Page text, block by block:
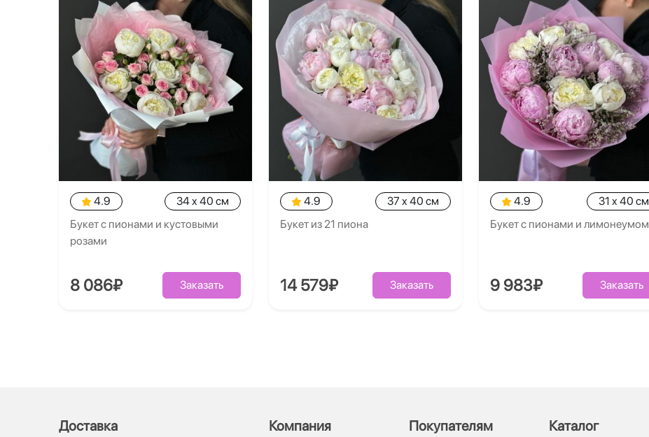
4.9
34 x 40 см
Букет с пионами и кустовыми
розами
8 086₽ Заказать
4.9
37 x 40 см
Букет из 21 пиона
14 579₽ Заказать
4.9
31 x 40 см
Букет с пионами и лимонеумом
9 983₽ Заказать
Доставка Компания Покупателям Каталог